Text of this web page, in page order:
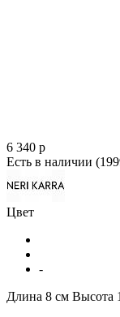
6 340 p
Есть в наличии
Цвет
-
Длина 8 см Высота